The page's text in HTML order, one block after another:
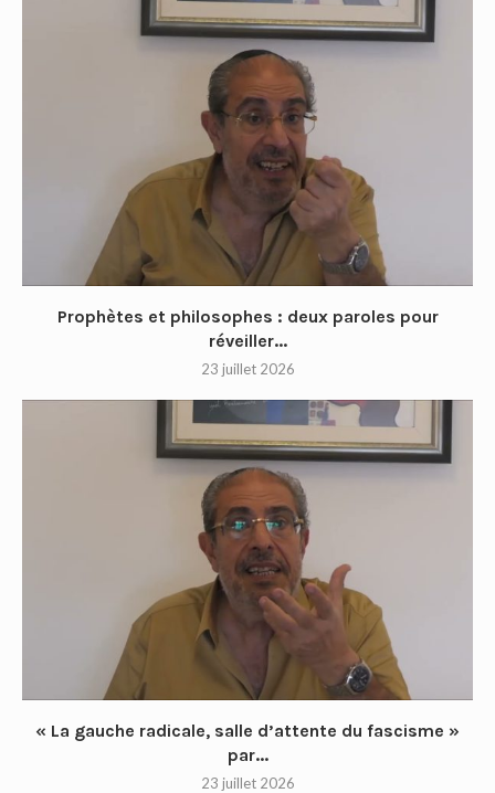
Prophètes et philosophes : deux paroles pour
réveiller...
23 juillet 2026
« La gauche radicale, salle d’attente du fascisme »
par...
23 juillet 2026